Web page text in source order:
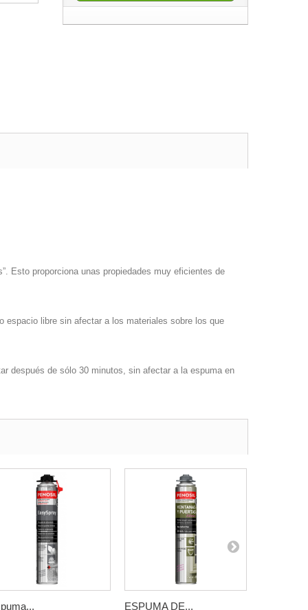
Esto proporciona unas propiedades muy eficientes de
espacio libre sin afectar a los materiales sobre los que
después de sólo 30 minutos, sin afectar a la espuma en
ESPUMA DE...